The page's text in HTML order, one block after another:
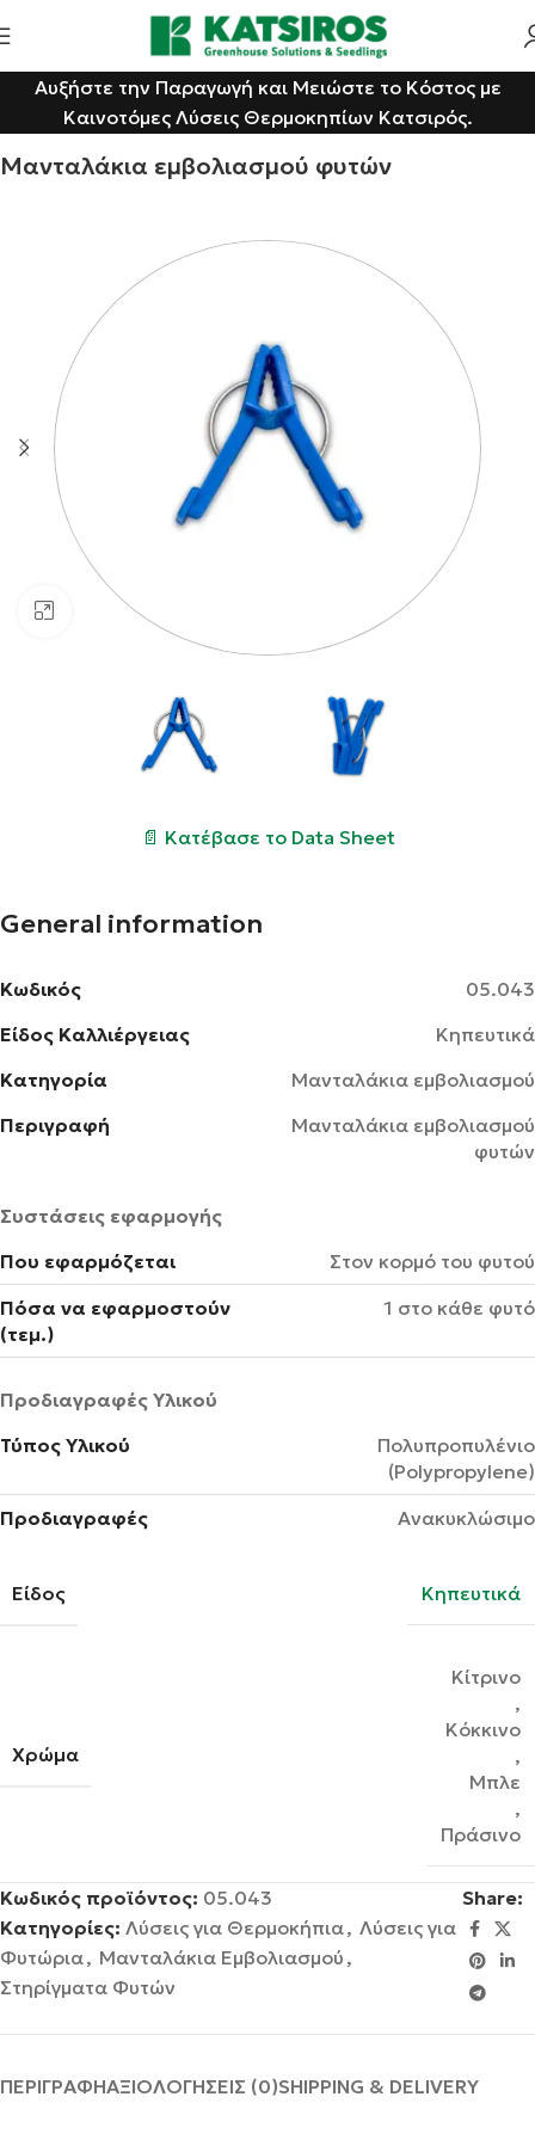
Αυξήστε την Παραγωγή και Μειώστε το Κόστος με
Καινοτόμες Λύσεις Θερμοκηπίων Κατσιρός.
Αρχική σελίδα Shop
Λύσεις για Φυτώρια
Στηρίγματα Φυτών
Μανταλάκια εμβολιασμού φυτών
Click to enlarge
📄 Κατέβασε το Data Sheet
General information
Κωδικός
05.043
Είδος Καλλιέργειας
Κηπευτικά
Κατηγορία
Μανταλάκια εμβολιασμού
Περιγραφή
Μανταλάκια εμβολιασμού
φυτών
Συστάσεις εφαρμογής
Που εφαρμόζεται
Στον κορμό του φυτού
Πόσα να εφαρμοστούν
(τεμ.)
1 στο κάθε φυτό
Προδιαγραφές Υλικού
Τύπος Υλικού
Πολυπροπυλένιο
(Polypropylene)
Προδιαγραφές
Ανακυκλώσιμο
Είδος Κηπευτικά
Χρώμα
Κίτρινο
,
Κόκκινο
,
Μπλε
,
Πράσινο
Κωδικός προϊόντος: 05.043
Κατηγορίες: Λύσεις για Θερμοκήπια, Λύσεις για
Φυτώρια, Μανταλάκια Εμβολιασμού ,
Στηρίγματα Φυτών
Share:
ΠΕΡΙΓΡΑΦΉΑΞΙΟΛΟΓΉΣΕΙΣ (0)SHIPPING & DELIVERY